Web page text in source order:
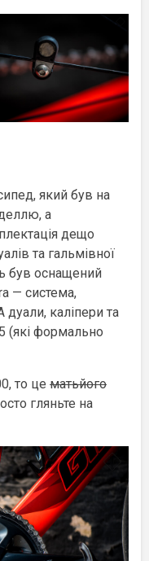
який був на
а
дещо
та гальмівної
був оснащений
— система,
дуали, каліпери та
(які формально
то це матьйого
гляньте на